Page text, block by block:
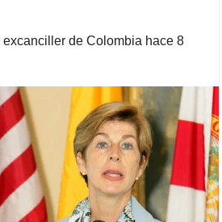
de Colombia hace 8